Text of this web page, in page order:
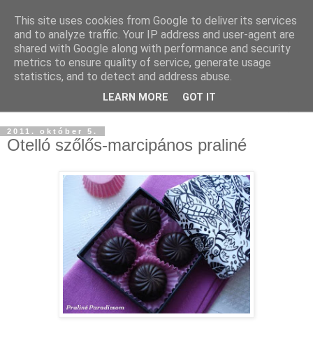
2011. október 5.
Otelló szőlős-marcipános praliné
This site uses cookies from Google to deliver its services
and to analyze traffic. Your IP address and user-agent are
shared with Google along with performance and security
metrics to ensure quality of service, generate usage
statistics, and to detect and address abuse.
LEARN MORE GOT IT